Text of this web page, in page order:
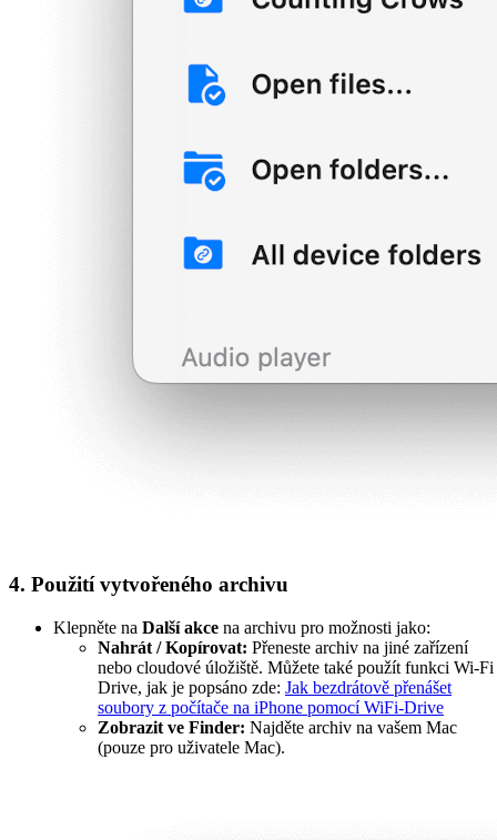
4. Použití vytvořeného archivu
Klepněte na Další akce na archivu pro možnosti jako:
Nahrát / Kopírovat: Přeneste archiv na jiné zařízení
nebo cloudové úložiště. Můžete také použít funkci Wi-Fi
Drive, jak je popsáno zde: Jak bezdrátově přenášet
soubory z počítače na iPhone pomocí WiFi-Drive
Zobrazit ve Finder: Najděte archiv na vašem Mac
(pouze pro uživatele Mac).